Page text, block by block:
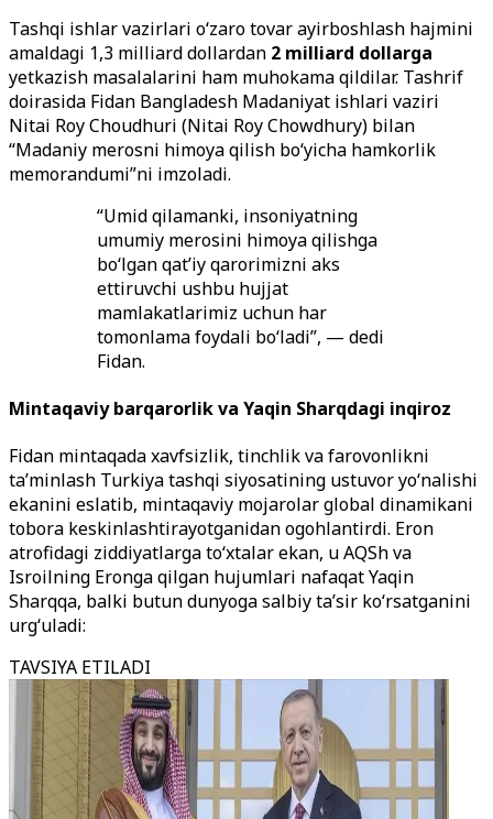
Tashqi ishlar vazirlari o‘zaro tovar ayirboshlash hajmini
amaldagi 1,3 milliard dollardan 2 milliard dollarga
yetkazish masalalarini ham muhokama qildilar. Tashrif
doirasida Fidan Bangladesh Madaniyat ishlari vaziri
Nitai Roy Choudhuri (Nitai Roy Chowdhury) bilan
“Madaniy merosni himoya qilish bo‘yicha hamkorlik
memorandumi”ni imzoladi.
“Umid qilamanki, insoniyatning
umumiy merosini himoya qilishga
bo‘lgan qat’iy qarorimizni aks
ettiruvchi ushbu hujjat
mamlakatlarimiz uchun har
tomonlama foydali bo‘ladi”, — dedi
Fidan.
Mintaqaviy barqarorlik va Yaqin Sharqdagi inqiroz
Fidan mintaqada xavfsizlik, tinchlik va farovonlikni
ta’minlash Turkiya tashqi siyosatining ustuvor yo‘nalishi
ekanini eslatib, mintaqaviy mojarolar global dinamikani
tobora keskinlashtirayotganidan ogohlantirdi. Eron
atrofidagi ziddiyatlarga to‘xtalar ekan, u AQSh va
Isroilning Eronga qilgan hujumlari nafaqat Yaqin
Sharqqa, balki butun dunyoga salbiy ta’sir ko‘rsatganini
urg‘uladi:
TAVSIYA ETILADI